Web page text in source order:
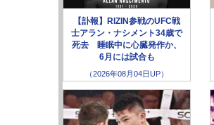
【訃報】RIZIN参戦のUFC戦
士アラン・ナシメント34歳で
死去 睡眠中に心臓発作か、
6月には試合も
（2026年08月04日UP）